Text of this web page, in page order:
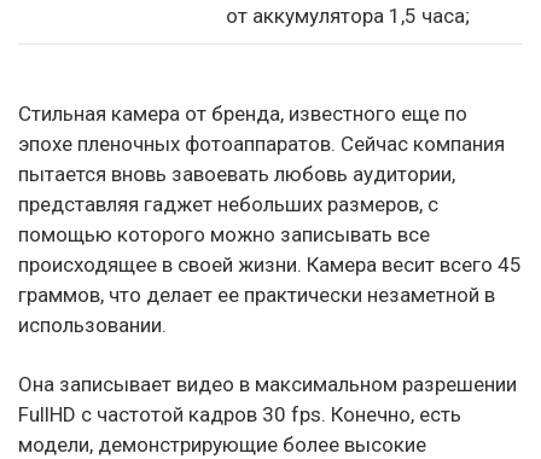
от аккумулятора 1,5 часа;
Стильная камера от бренда, известного еще по
эпохе пленочных фотоаппаратов. Сейчас компания
пытается вновь завоевать любовь аудитории,
представляя гаджет небольших размеров, с
помощью которого можно записывать все
происходящее в своей жизни. Камера весит всего 45
граммов, что делает ее практически незаметной в
использовании.
Она записывает видео в максимальном разрешении
FullHD с частотой кадров 30 fps. Конечно, есть
модели, демонстрирующие более высокие